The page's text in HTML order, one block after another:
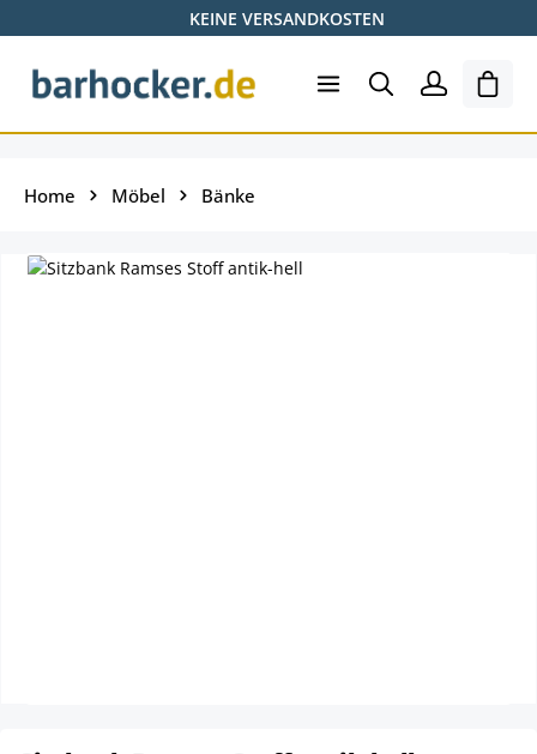
Zum Hauptinhalt springenKEINE VERSANDKOSTEN
Home Möbel Bänke